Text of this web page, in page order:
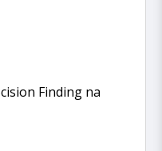
Finding na